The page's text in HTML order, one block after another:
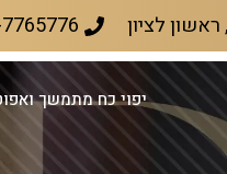
יפוי כח מתמשך